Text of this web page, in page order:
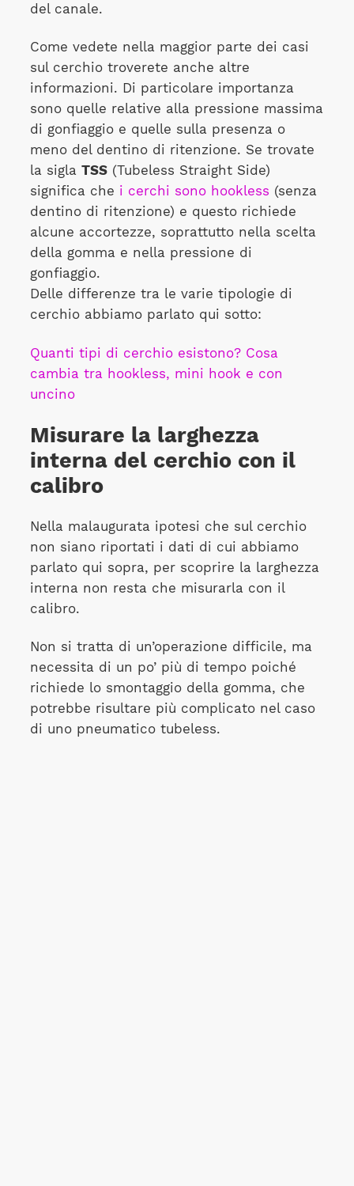
del canale.
Come vedete nella maggior parte dei casi
sul cerchio troverete anche altre
informazioni. Di particolare importanza
sono quelle relative alla pressione massima
di gonfiaggio e quelle sulla presenza o
meno del dentino di ritenzione. Se trovate
la sigla TSS(Tubeless Straight Side)
significa che i cerchi sono hookless (senza
dentino di ritenzione) e questo richiede
alcune accortezze, soprattutto nella scelta
della gomma e nella pressione di
gonfiaggio.
Delle differenze tra le varie tipologie di
cerchio abbiamo parlato qui sotto:
Quanti tipi di cerchio esistono? Cosa
cambia tra hookless, mini hook e con
uncino
Misurare la larghezza
interna del cerchio con il
calibro
Nella malaugurata ipotesi che sul cerchio
non siano riportati i dati di cui abbiamo
parlato qui sopra, per scoprire la larghezza
interna non resta che misurarla con il
calibro.
Non si tratta di un’operazione difficile, ma
necessita di un po’ più di tempo poiché
richiede lo smontaggio della gomma, che
potrebbe risultare più complicato nel caso
di uno pneumatico tubeless.